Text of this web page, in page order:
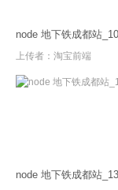
node 地下铁成都站_10
上传者： 淘宝前端
node 地下铁成都站_13